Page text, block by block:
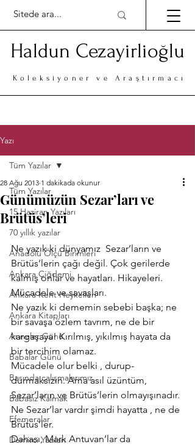
Haldun Cezayirlioğlu
Koleksiyoner ve Araştırmacı
Yazı
Tüm Yazılar
15 Haziran Yazıları
70 yıllık yazılar
Anadolu Ölçü Birimleri
Ankara Çiğdemi
Ankara Kent Heykelleri
Ankara Kitapları
Anneler Günü
Babalar Günü
Basında çalışmalarımız
Babasız Kalmak
Efemeralar
Demirci Yazıları
Tüm Yazılar
Günümüzün Sezar’ları ve
Brütüs’leri
28 Ağu 2013 1 dakikada okunur
Ne yazık ki dünyamız  Sezar’ların ve
Brütüs’lerin çağı değil. Çok gerilerde
kalmış onlar ve hayatları. Hikayeleri.
Mücadele ve savaşları.
Ne yazık ki dememin sebebi başka; ne
bir savaşa özlem tavrım, ne de bir
kargaşaya! Kırılmış, yıkılmış hayata da
bir tercihim olamaz.
Mücadele olur belki , durup-
durmaksızın. Ama asıl üzüntüm,
Sezar’ların ve Brütüs’lerin olmayışınadır.
Ne Sezar’lar vardır şimdi hayatta , ne de
Brütüs’ler.
Dahası, Mark Antuvan’lar da